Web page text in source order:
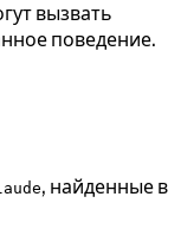
вызвать
поведение.
, найденные в